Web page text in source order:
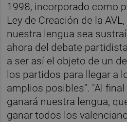
1998, incorporado como
Ley de Creación de la
nuestra lengua sea
ahora del debate
a ser así el objeto de un
los partidos para llegar a
amplios posibles". "Al
ganará nuestra lengua,
ganar todos los